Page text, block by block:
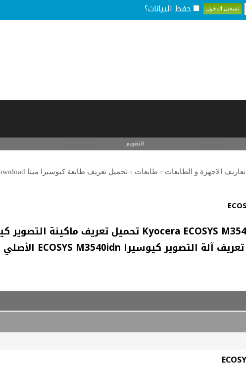
حفظ البيانات؟
التقويم
تعاريف الاجهزة و الطابعات > طابعات > تحميل تعريف طابعة كيوسيرا ميتا kyocera mita printer driver download